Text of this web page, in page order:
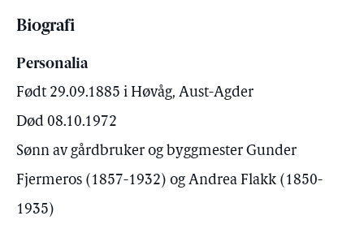
Biografi
Personalia
Født 29.09.1885 i Høvåg, Aust-Agder
Død 08.10.1972
Sønn av gårdbruker og byggmester Gunder
Fjermeros (1857-1932) og Andrea Flakk (1850-
1935)